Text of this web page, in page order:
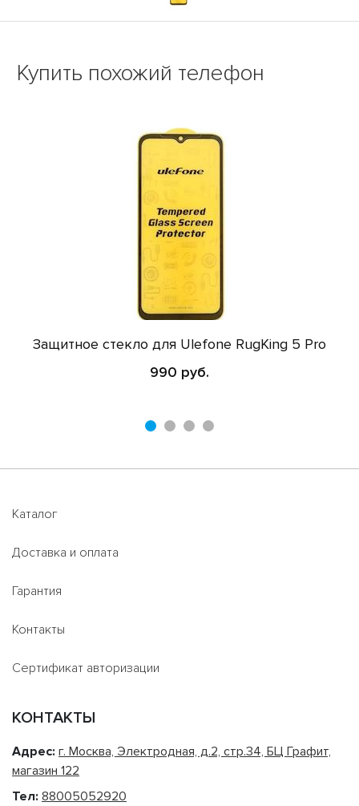
Купить похожий телефон
Защитное стекло для Ulefone RugKing 5 Pro
990 руб.
Каталог
Доставка и оплата
Гарантия
Контакты
Сертификат авторизации
КОНТАКТЫ
Адрес: г. Москва, Электродная, д.2, стр.34, БЦ Графит,
магазин 122
Тел: 88005052920